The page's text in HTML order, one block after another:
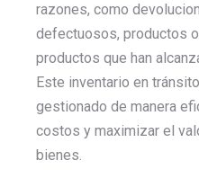
razones, como
defectuosos, productos
productos que han
Este inventario en
gestionado de manera
costos y maximizar el
bienes.